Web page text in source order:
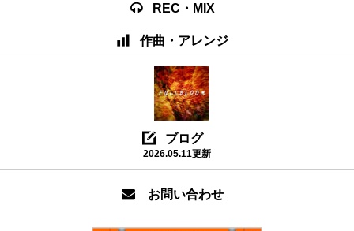
REC・MIX
作曲・アレンジ
ブログ
2026.05.11更新
お問い合わせ